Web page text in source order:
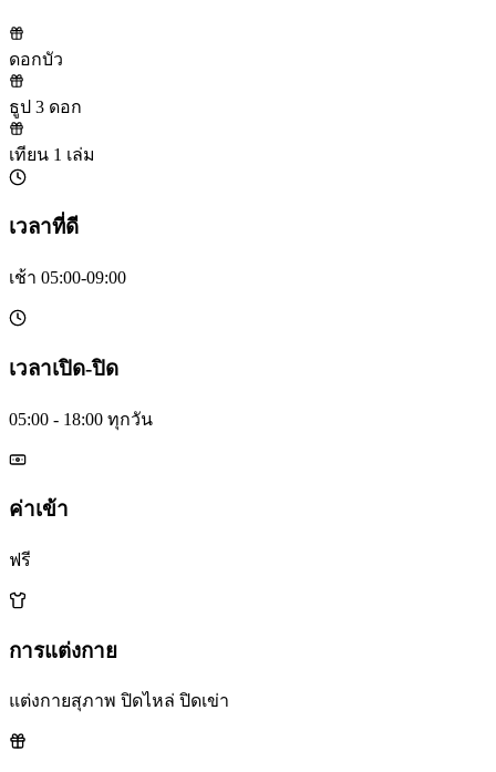
ดอกบัว
ธูป 3 ดอก
เทียน 1 เล่ม
เวลาที่ดี
เช้า 05:00-09:00
เวลาเปิด-ปิด
05:00 - 18:00 ทุกวัน
ค่าเข้า
ฟรี
การแต่งกาย
แต่งกายสุภาพ ปิดไหล่ ปิดเข่า